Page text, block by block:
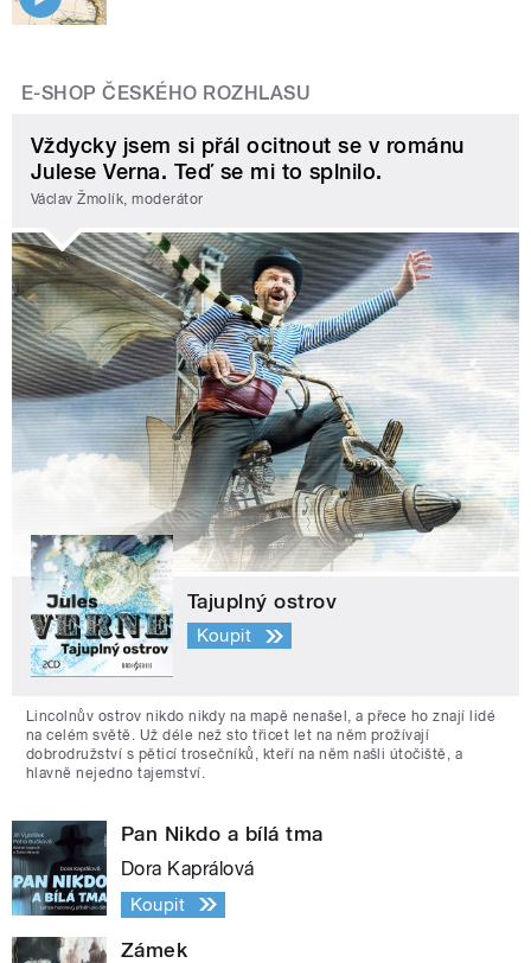
E-SHOP ČESKÉHO ROZHLASU
Vždycky jsem si přál ocitnout se v románu
Julese Verna. Teď se mi to splnilo.
Václav Žmolík, moderátor
Tajuplný ostrov
Koupit
Lincolnův ostrov nikdo nikdy na mapě nenašel, a přece ho znají lidé
na celém světě. Už déle než sto třicet let na něm prožívají
dobrodružství s pěticí trosečníků, kteří na něm našli útočiště, a
hlavně nejedno tajemství.
Pan Nikdo a bílá tma
Dora Kaprálová
Koupit
Zámek